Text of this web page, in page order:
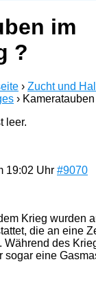
im
?
› Zucht und
›
leer.
19:02 Uhr #9070
Krieg wurden
die an eine
Während des
sogar eine